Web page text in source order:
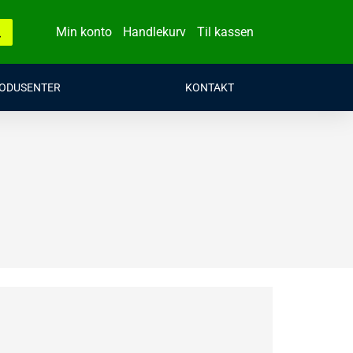
Min konto Handlekurv Til kassen
KONTAKT